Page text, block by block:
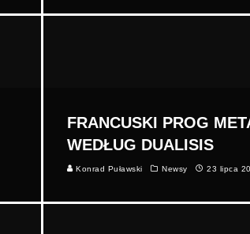
FRANCUSKI PROG
WEDŁUG DUALISIS
Konrad Puławski Newsy 23 lipca